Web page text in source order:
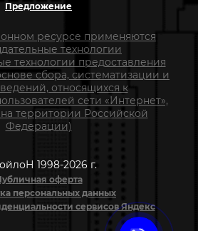
Предложение
ресурсе применяются
технологии
технологии предоставления
сбора, систематизации и
относящихся к
сети «Интернет»,
территории Российской
Федерации)
1998-2026 г.
оферта
персональных данных
сервисов Яндекс